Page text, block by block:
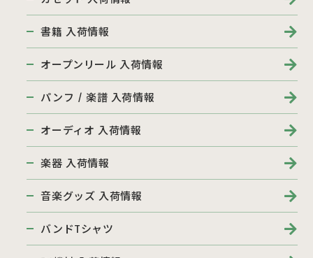
書籍 入荷情報
オープンリール 入荷情報
パンフ / 楽譜 入荷情報
オーディオ 入荷情報
楽器 入荷情報
音楽グッズ 入荷情報
バンドTシャツ